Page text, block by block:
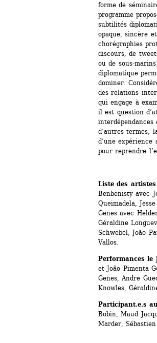
forme de
programme
subtilités
opaque, sincère
chorégraphies
discours, de
ou de sous-
diplomatique
dominer.
des relations
qui engage à
il est question
d’autres termes,
d’une
pour reprendre
Liste des artistes
Benbenisty avec
Queimadela,
Genes avec
Géraldine
Schwebel, João
Vallos.
Performances le
et João Pimenta
Genes, Andre
Knowles,
Participant.e.s
Bobin, Maud
Marder,